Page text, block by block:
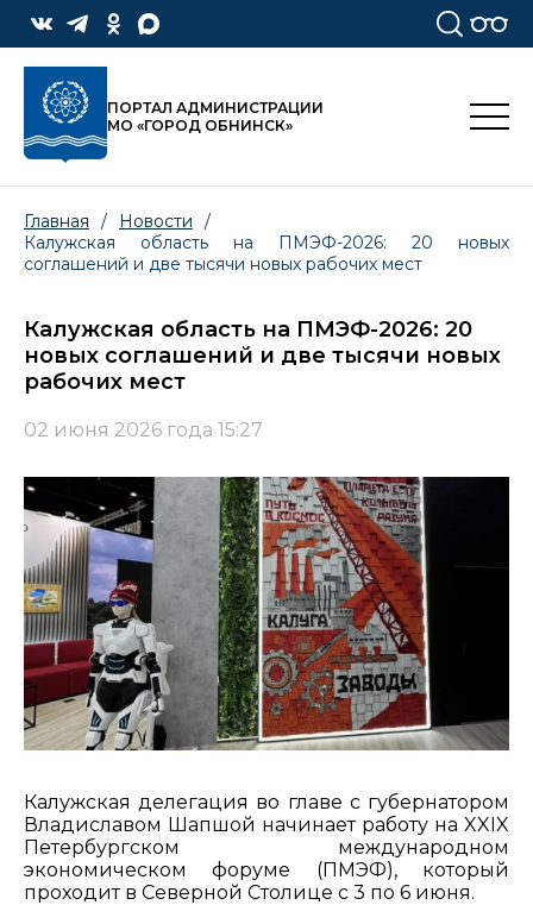
ПОРТАЛ АДМИНИСТРАЦИИ
МО «ГОРОД ОБНИНСК»
Главная / Новости
/
Калужская область на ПМЭФ-2026: 20 новых
соглашений и две тысячи новых рабочих мест
Калужская область на ПМЭФ-2026: 20
новых соглашений и две тысячи новых
рабочих мест
02 июня 2026 года 15:27
Калужская делегация во главе с губернатором
Владиславом Шапшой начинает работу на XXIX
Петербургском международном
экономическом форуме (ПМЭФ), который
проходит в Северной Столице с 3 по 6 июня.